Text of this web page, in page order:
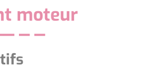
moteur